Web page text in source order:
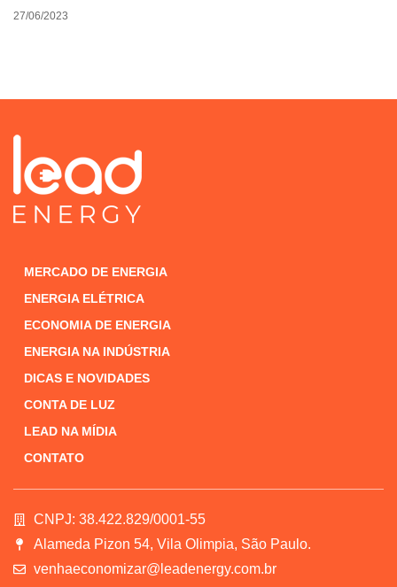
27/06/2023
MERCADO DE ENERGIA
ENERGIA ELÉTRICA
ECONOMIA DE ENERGIA
ENERGIA NA INDÚSTRIA
DICAS E NOVIDADES
CONTA DE LUZ
LEAD NA MÍDIA
CONTATO
CNPJ: 38.422.829/0001-55
Alameda Pizon 54, Vila Olimpia, São Paulo.
venhaeconomizar@leadenergy.com.br